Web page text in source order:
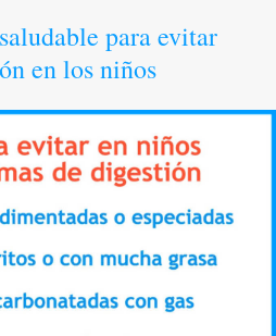
para evitar
en los niños